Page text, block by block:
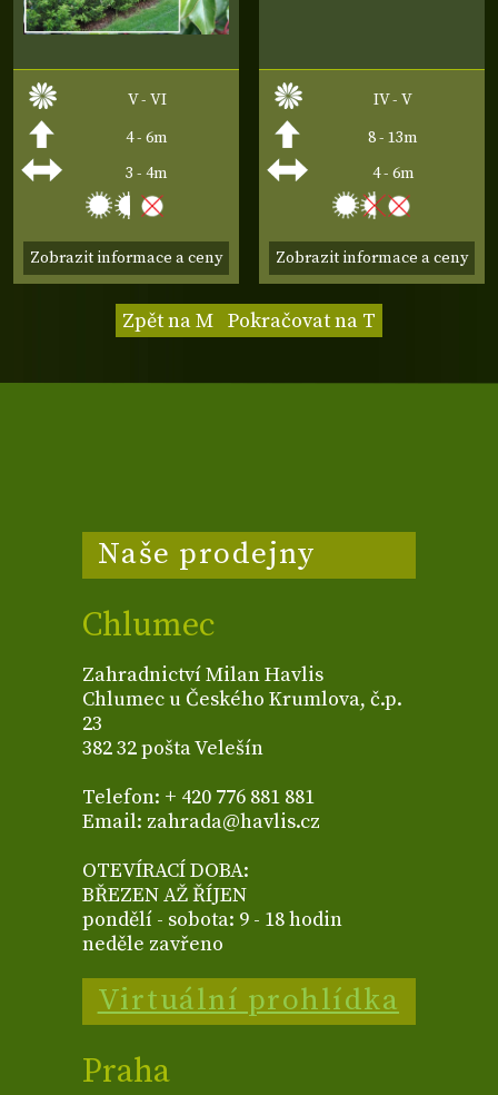
V - VI
4 - 6m
3 - 4m
Zobrazit informace a ceny
IV - V
8 - 13m
4 - 6m
Zobrazit informace a ceny
Zpět na M Pokračovat na T
Naše prodejny
Chlumec
Zahradnictví Milan Havlis
Chlumec u Českého Krumlova, č.p.
23
382 32 pošta Velešín
Telefon: + 420 776 881 881
Email: zahrada@havlis.cz
OTEVÍRACÍ DOBA:
BŘEZEN AŽ ŘÍJEN
pondělí - sobota: 9 - 18 hodin
neděle zavřeno
Virtuální prohlídka
Praha